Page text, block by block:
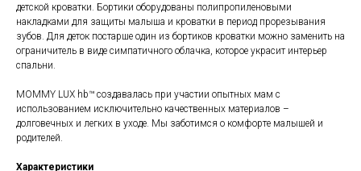
детской кроватки. Бортики оборудованы полипропиленовыми
накладками для защиты малыша и кроватки в период прорезывания
зубов. Для деток постарше один из бортиков кроватки можно заменить на
ограничитель в виде симпатичного облачка, которое украсит интерьер
спальни.
MOMMY LUX hb™ создавалась при участии опытных мам с
использованием исключительно качественных материалов –
долговечных и легких в уходе. Мы заботимся о комфорте малышей и
родителей.
Характеристики